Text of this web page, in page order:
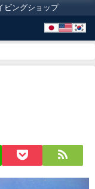
ビングショップ